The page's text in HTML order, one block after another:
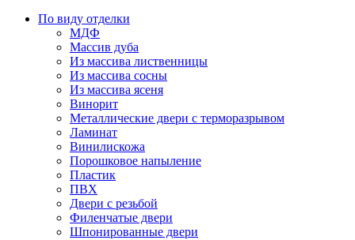
По виду отделки
МДФ
Массив дуба
Из массива лиственницы
Из массива сосны
Из массива ясеня
Винорит
Металлические двери с терморазрывом
Ламинат
Винилискожа
Порошковое напыление
Пластик
ПВХ
Двери с резьбой
Филенчатые двери
Шпонированные двери